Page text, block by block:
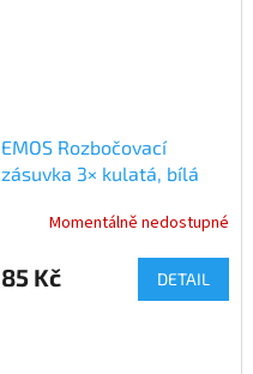
EMOS Rozbočovací
zásuvka 3× kulatá, bílá
Momentálně nedostupné
85 Kč DETAIL